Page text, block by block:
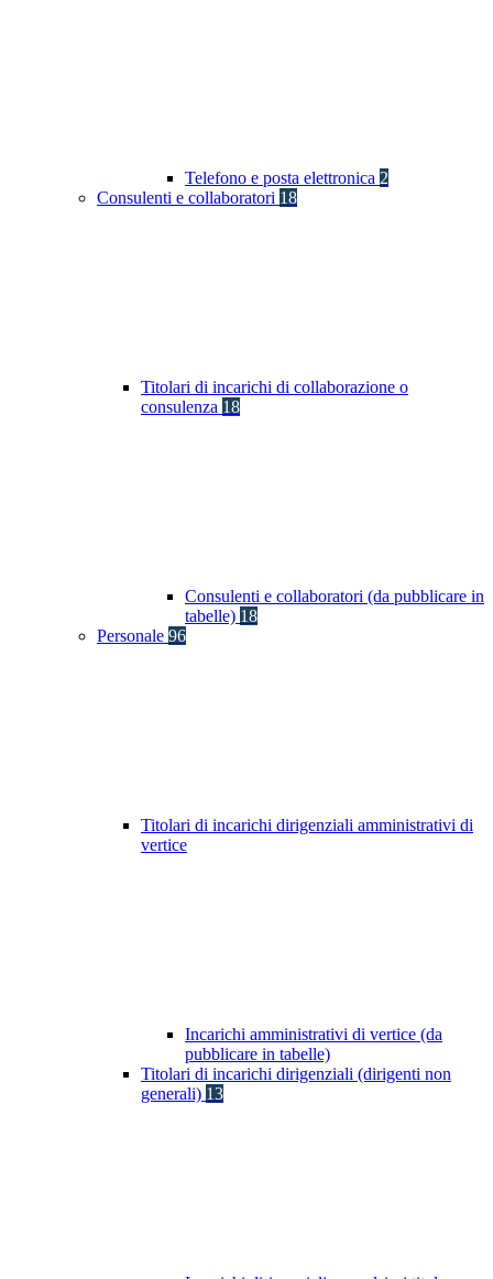
Telefono e posta elettronica 2
Consulenti e collaboratori 18
Titolari di incarichi di collaborazione o
consulenza 18
Consulenti e collaboratori (da pubblicare in
tabelle) 18
Personale 96
Titolari di incarichi dirigenziali amministrativi di
vertice
Incarichi amministrativi di vertice (da
pubblicare in tabelle)
Titolari di incarichi dirigenziali (dirigenti non
generali) 13